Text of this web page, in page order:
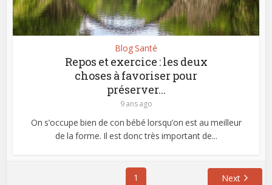
Blog Santé
Repos et exercice : les deux
choses à favoriser pour
préserver...
9 ans ago
On s’occupe bien de con bébé lorsqu’on est au meilleur
de la forme. Il est donc très important de...
1 Next